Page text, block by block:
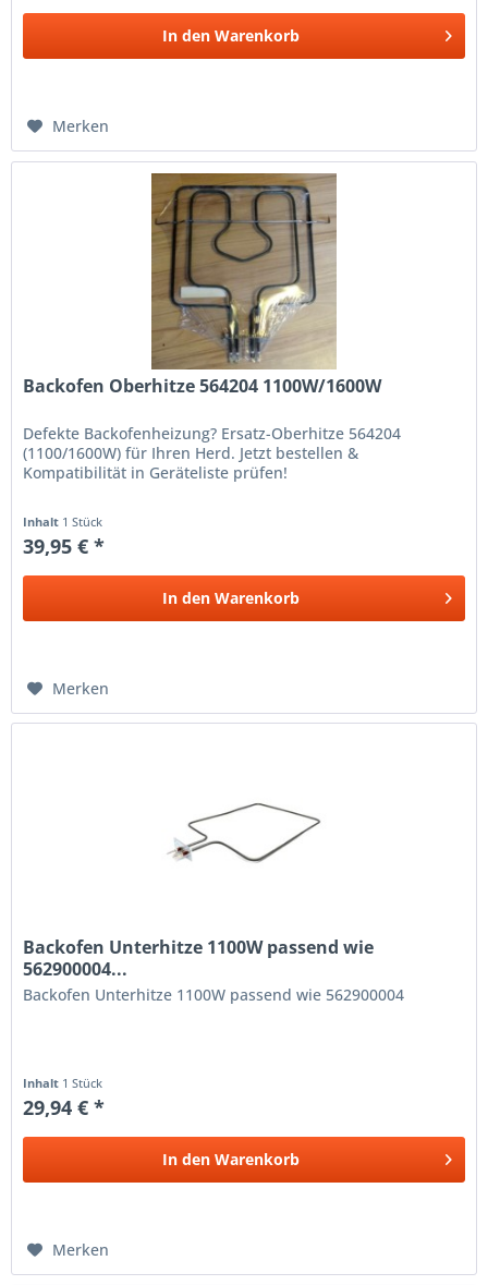
In den Warenkorb
Merken
Backofen Oberhitze 564204 1100W/1600W
Defekte Backofenheizung? Ersatz-Oberhitze 564204
(1100/1600W) für Ihren Herd. Jetzt bestellen &
Kompatibilität in Geräteliste prüfen!
Inhalt 1 Stück
39,95 € *
In den Warenkorb
Merken
Backofen Unterhitze 1100W passend wie
562900004...
Backofen Unterhitze 1100W passend wie 562900004
Inhalt 1 Stück
29,94 € *
In den Warenkorb
Merken